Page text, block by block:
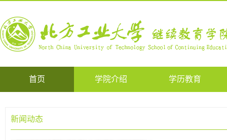
首页 学院介绍 学历教育
新闻动态